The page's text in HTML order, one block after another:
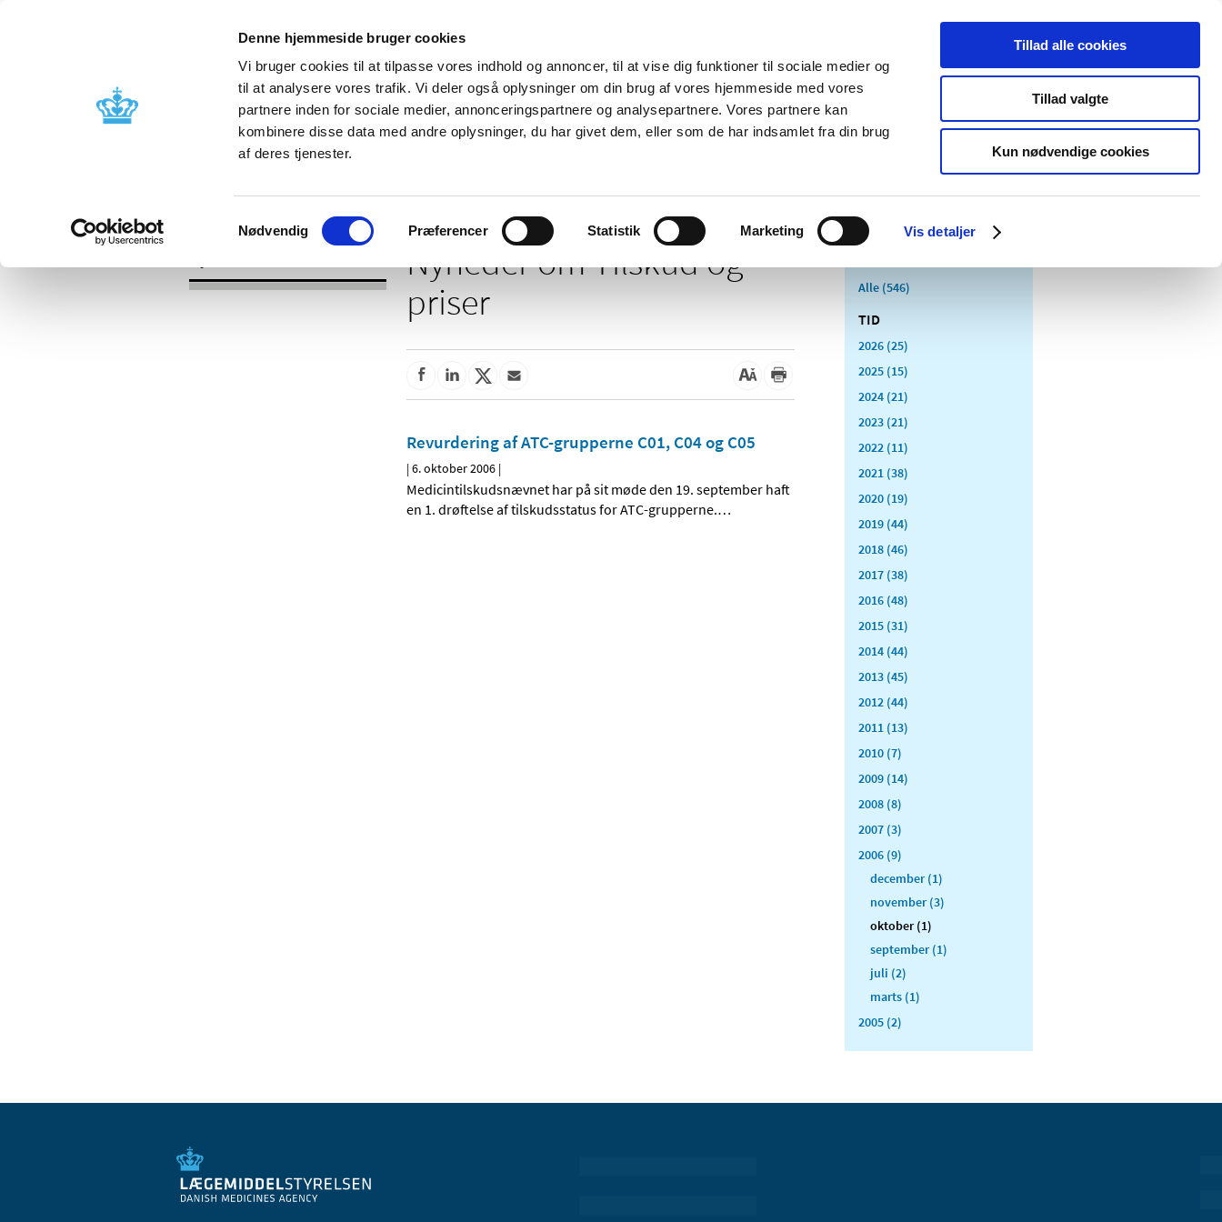
Denne hjemmeside bruger cookies
Vi bruger cookies til at tilpasse vores indhold og annoncer, til at vise dig funktioner til sociale medier og
til at analysere vores trafik. Vi deler også oplysninger om din brug af vores hjemmeside med vores
partnere inden for sociale medier, annonceringspartnere og analysepartnere. Vores partnere kan
kombinere disse data med andre oplysninger, du har givet dem, eller som de har indsamlet fra din brug
af deres tjenester.
Samtykkevalg
Nødvendig Præferencer Statistik Marketing Vis detaljer
Tillad alle cookies
Tillad valgte
Kun nødvendige cookies
Nyheder Om os Kontakt Udgivelser
Godkendelse og
Bivirkninger og
produktinformation
Tilskud og
Apoteker og salg af
Medicinsk
Særlige
produktområder
Nyheder om Tilskud og
priser
Revurdering af ATC-grupperne C01, C04 og C05
|6. oktober 2006 |
Medicintilskudsnævnet har på sit møde den 19. september haft
en 1. drøftelse af tilskudsstatus for ATC-grupperne.…
Alle (546)
TID
2026 (25)
2025 (15)
2024 (21)
2023 (21)
2022 (11)
2021 (38)
2020 (19)
2019 (44)
2018 (46)
2017 (38)
2016 (48)
2015 (31)
2014 (44)
2013 (45)
2012 (44)
2011 (13)
2010 (7)
2009 (14)
2008 (8)
2007 (3)
2006 (9)
december (1)
november (3)
oktober (1)
september (1)
juli (2)
marts (1)
2005 (2)